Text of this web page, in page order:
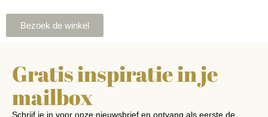
Bezoek de winkel
Gratis inspiratie in je
mailbox
Schrijf je in voor onze nieuwsbrief en ontvang als eerste de